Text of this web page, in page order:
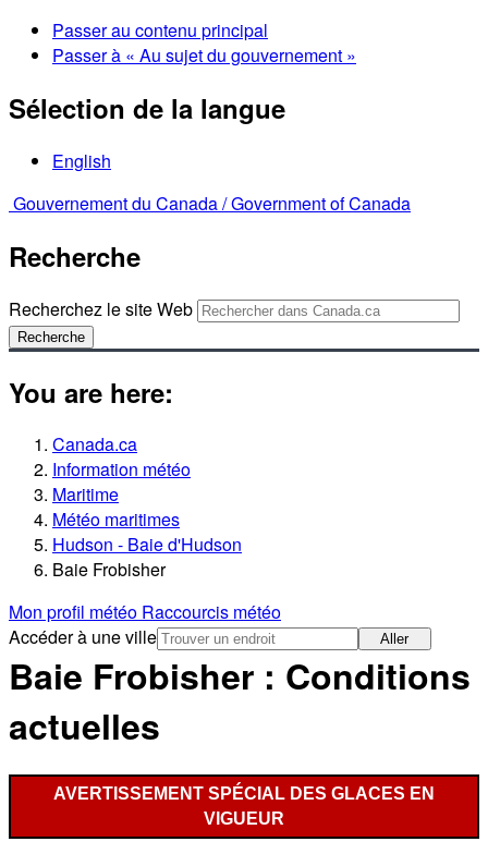
Passer au contenu principal
Passer à « Au sujet du gouvernement »
Sélection de la langue
English
Gouvernement du Canada /Government of Canada
Recherche
Recherchez le site Web
Recherche
You are here:
Canada.ca
Information météo
Maritime
Météo maritimes
Hudson - Baie d'Hudson
Baie Frobisher
Mon profil météo Raccourcis météo
Accéder à une ville
Aller
Baie Frobisher : Conditions
actuelles
AVERTISSEMENT SPÉCIAL DES GLACES EN
VIGUEUR